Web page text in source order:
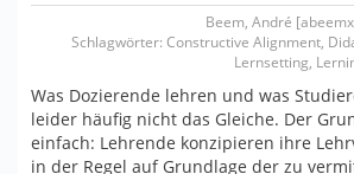
Beem, André
Schlagwörter: Constructive Alignment,
Lernsetting,
Was Dozierende lehren und was
leider häufig nicht das Gleiche. Der
einfach: Lehrende konzipieren ihre
in der Regel auf Grundlage der zu